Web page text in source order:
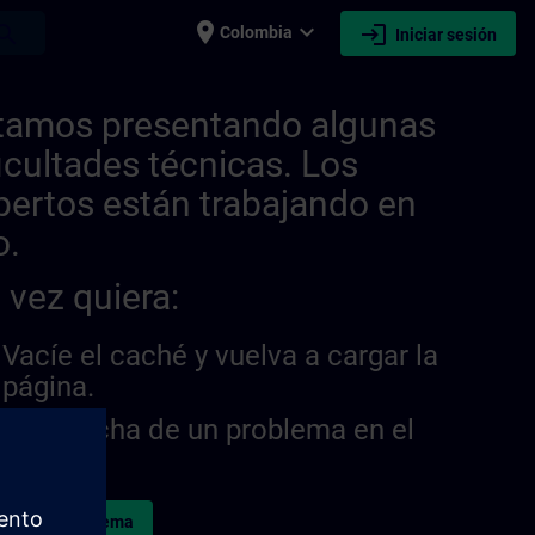
place Colombia expand_more login Iniciar sesión
presentando algunas
técnicas. Los
están trabajando en
vez quiera:
Vacíe el caché y vuelva a cargar la
página.
¿Sospecha de un problema en el
el problema